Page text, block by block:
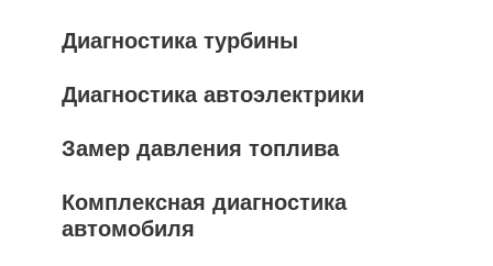
Диагностика турбины
Диагностика автоэлектрики
Замер давления топлива
Комплексная диагностика
автомобиля